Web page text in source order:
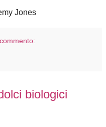
Jones
biologici